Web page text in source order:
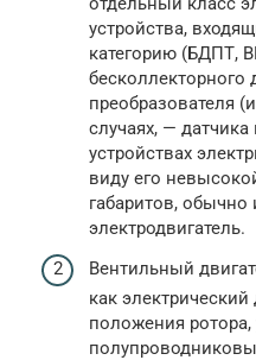
устройства,
категорию (БДПТ,
бесколлекторного
преобразователя
случаях, —
устройствах
виду его
габаритов, обычно
электродвигатель.
Вентильный
как
положения